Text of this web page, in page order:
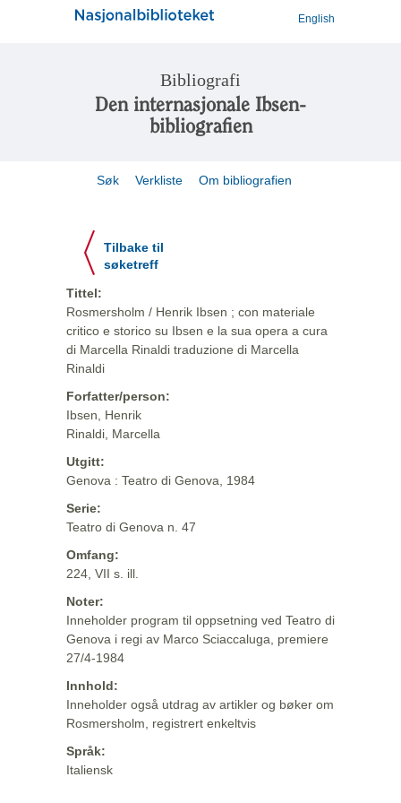
English
Bibliografi
Den internasjonale Ibsen-
bibliografien
Søk Verkliste Om bibliografien
Tilbake til
søketreff
Tittel:
Rosmersholm / Henrik Ibsen ; con materiale
critico e storico su Ibsen e la sua opera a cura
di Marcella Rinaldi traduzione di Marcella
Rinaldi
Forfatter/person:
Ibsen, Henrik
Rinaldi, Marcella
Utgitt:
Genova : Teatro di Genova, 1984
Serie:
Teatro di Genova n. 47
Omfang:
224, VII s. ill.
Noter:
Inneholder program til oppsetning ved Teatro di
Genova i regi av Marco Sciaccaluga, premiere
27/4-1984
Innhold:
Inneholder også utdrag av artikler og bøker om
Rosmersholm, registrert enkeltvis
Språk:
Italiensk